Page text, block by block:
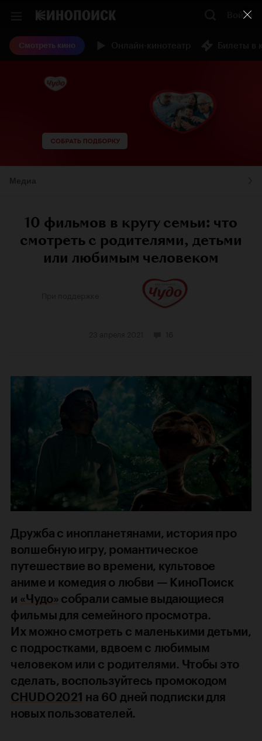
Войти
Смотреть кино
10 фильмов в кругу семьи: что
смотреть с родителями, детьми
или любимым человеком
Дружба с инопланетянами, история про
волшебную игру, романтическое
путешествие во времени, культовое
аниме и комедия о любви — КиноПоиск
и «Чудо» собрали самые выдающиеся
фильмы для семейного просмотра.
Их можно смотреть с маленькими детьми,
с подростками, вдвоем с любимым
человеком или с родителями. Чтобы это
сделать, воспользуйтесь промокодом
CHUDO2021 на 60 дней подписки для
новых пользователей.